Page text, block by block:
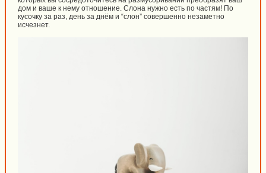
дом и ваше к нему отношение. Слона нужно есть по частям! По
кусочку за раз, день за днём и “слон” совершенно незаметно
исчезнет.